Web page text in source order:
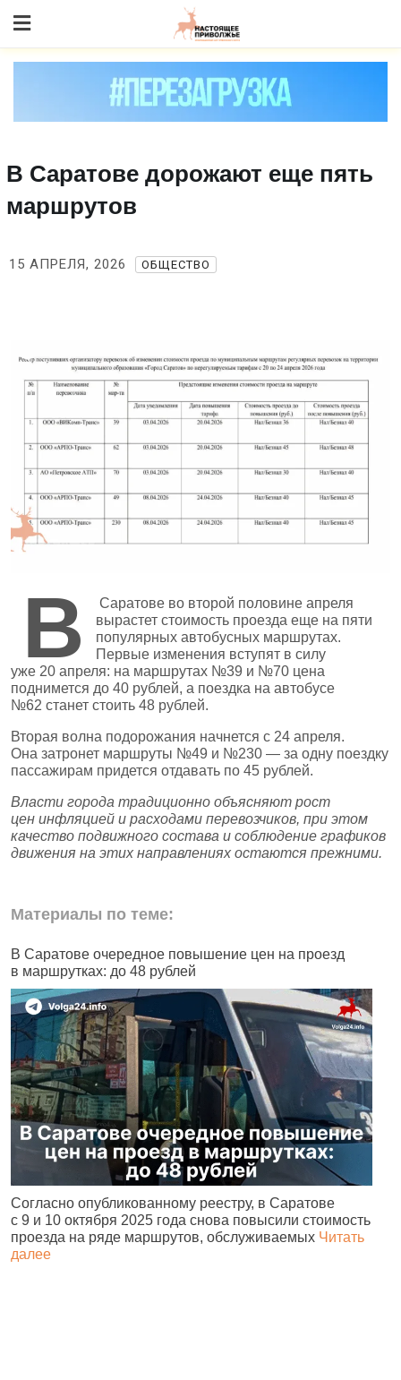
to content
В Саратове дорожают еще пять
маршрутов
15 АПРЕЛЯ, 2026 ОБЩЕСТВО
В
Саратове во второй половине апреля
вырастет стоимость проезда еще на пяти
популярных автобусных маршрутах.
Первые изменения вступят в силу
уже 20 апреля: на маршрутах №39 и №70 цена
поднимется до 40 рублей, а поездка на автобусе
№62 станет стоить 48 рублей.
Вторая волна подорожания начнется с 24 апреля.
Она затронет маршруты №49 и №230 — за одну поездку
пассажирам придется отдавать по 45 рублей.
Власти города традиционно объясняют рост
цен инфляцией и расходами перевозчиков, при этом
качество подвижного состава и соблюдение графиков
движения на этих направлениях остаются прежними.
Материалы по теме:
В Саратове очередное повышение цен на проезд
в маршрутках: до 48 рублей
Согласно опубликованному реестру, в Саратове
с 9 и 10 октября 2025 года снова повысили стоимость
проезда на ряде маршрутов, обслуживаемых Читать
далее